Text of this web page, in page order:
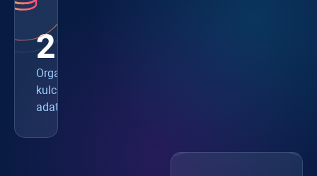
216M
Organikus
kulcsszavak
adatbázisunkban